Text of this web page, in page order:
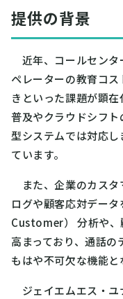
提供の背景
近年、コールセンタ
ペレーターの教育コ
きといった課題が顕
普及やクラウドシフ
型システムでは対応
ています。
また、企業のカスタ
ログや顧客応対デー
Customer） 分析や、
高まっており、通話の
もはや不可欠な機能と
ジェイエムエス・ユ